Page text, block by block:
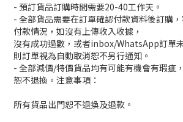
- 預訂貨品訂購時間需要20-40工作天。
- 全部貨品需要在訂單確認付款資料後訂購
付款情況，如沒有上傳收入收據，
沒有成功過數，或者inbox/WhatsApp訂單
則訂單視為自動取消恕不另行通知。
- 全部減價/特價貨品均有可能有機會有瑕疵
恕不退換。注意事項：
所有貨品出門恕不退換及退款。